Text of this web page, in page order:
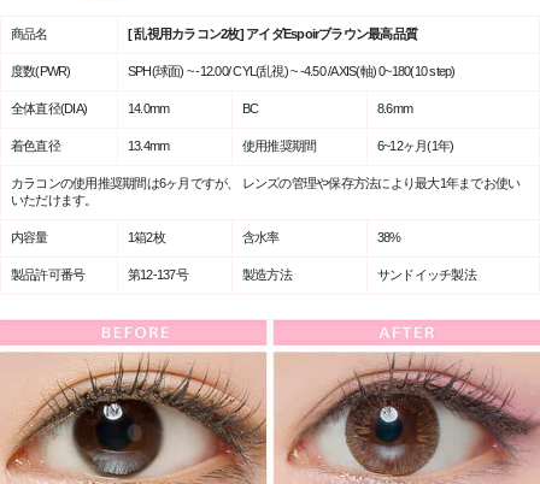
商品名 [ 乱視用カラコン2枚] アイダEspoirブラウン最高品質
度数(PWR) SPH(球面) ~ -12.00/ CYL(乱視) ~ -4.50 /AXIS(軸) 0~180(10 step)
全体直径(DIA) 14.0mm BC 8.6mm
着色直径 13.4mm 使用推奨期間 6~12ヶ月(1年)
カラコンの使用推奨期間は6ヶ月ですが、 レンズの管理や保存方法により最大1年までお使い
いただけます。
内容量 1箱2枚 含水率 38%
製品許可番号 第12-137号 製造方法 サンドイッチ製法